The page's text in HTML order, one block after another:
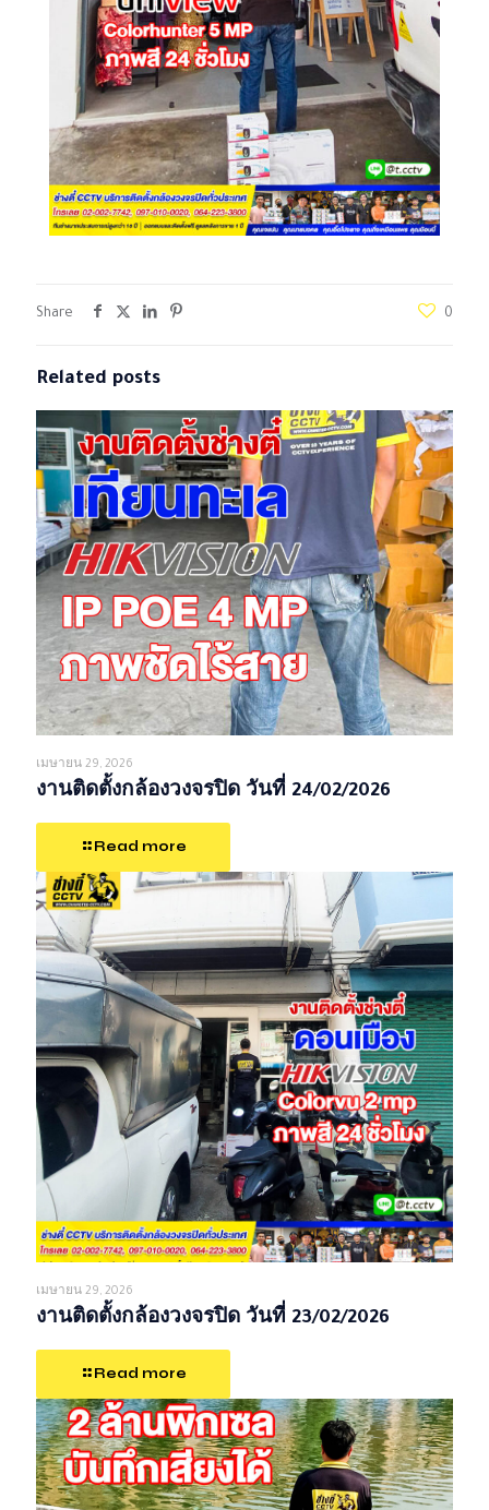
Share 0
Related posts
เมษายน 29, 2026
งานติดตั้งกล้องวงจรปิด วันที่ 24/02/2026
Read more
เมษายน 29, 2026
งานติดตั้งกล้องวงจรปิด วันที่ 23/02/2026
Read more